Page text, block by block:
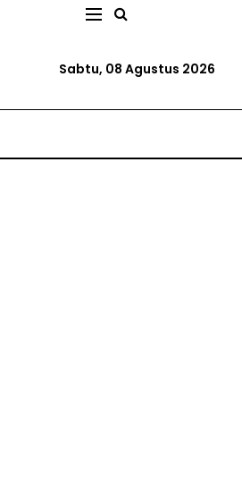
Sabtu, 08 Agustus 2026